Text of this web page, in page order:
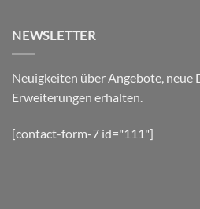
NEWSLETTER
Neuigkeiten über Angebote, neue
Erweiterungen erhalten.
[contact-form-7 id="111"]